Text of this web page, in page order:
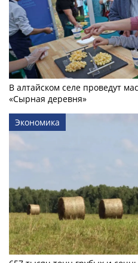
В алтайском селе проведут
«Сырная деревня»
Экономика